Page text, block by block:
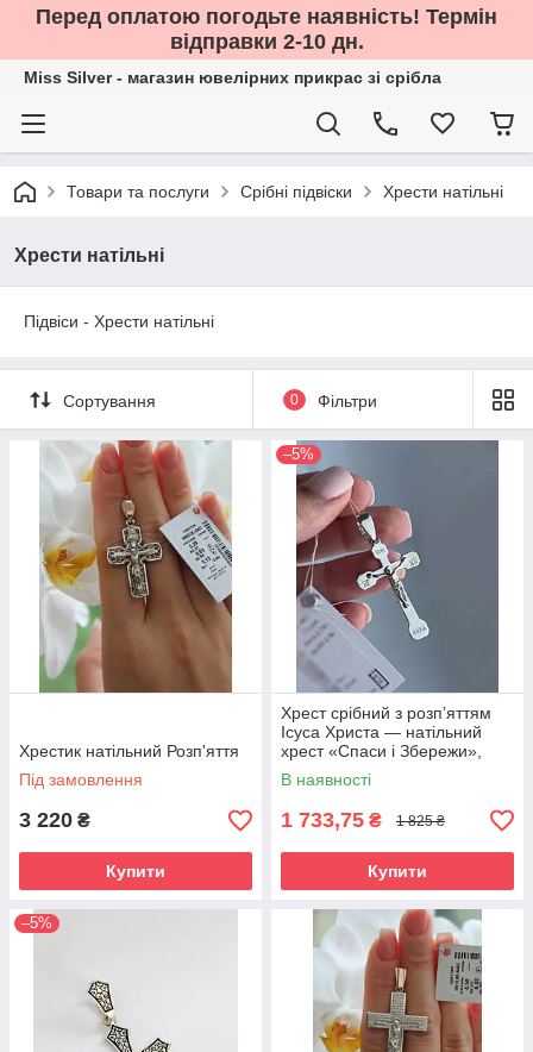
Перед оплатою погодьте наявність! Термін
відправки 2-10 дн.
Miss Silver - магазин ювелірних прикрас зі срібла
Товари та послуги Срібні підвіски Хрести натільні
Хрести натільні
Підвіси - Хрести натільні
Сортування 0 Фільтри
Хрестик натільний Розп'яття
Під замовлення
3 220 ₴
Купити
–5%
Хрест срібний з розп’яттям
Ісуса Христа — натільний
хрест «Спаси і Збережи»,
срібло 925 проби
В наявності
1 733,75 ₴ 1 825 ₴
Купити
–5%